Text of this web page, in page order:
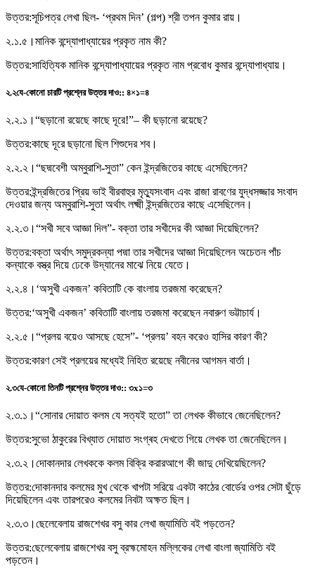
উত্তর:সূচিপত্র লেখা ছিল- ‘প্রথম দিন’ (গল্প) শ্রী তপন কুমার রায়।
২.১.৫। মানিক বন্দ্যোপাধ্যায়ের প্রকৃত নাম কী?
উত্তর:সাহিত্যিক মানিক বন্দ্যোপাধ্যায়ের প্রকৃত নাম প্রবোধ কুমার বন্দ্যোপাধ্যায়।
২.২যে-কোনাে চারটি প্রশ্নের উত্তর দাও:: ৪×১=৪
২.২.১। “ছড়ানাে রয়েছে কাছে দূরে!”– কী ছড়ানাে রয়েছে?
উত্তর:কাছে দূরে ছড়ানো ছিল শিশুদের শব।
২.২.২। “ছদ্মবেশী অম্বুরাশি-সুতা” কেন ইন্দ্রজিতের কাছে এসেছিলেন?
উত্তর:ইন্দ্রজিতের প্রিয় ভাই বীরবাহুর মৃত্যুসংবাদ এবং রাজা রাবণের যুদ্ধসজ্জার সংবাদ
দেওয়ার জন্য অম্বুরাশি-সুতা অর্থাৎ লক্ষ্মী ইন্দ্রজিতের কাছে এসেছিলেন।
২.২.৩। “সখী সবে আজ্ঞা দিল”- বক্তা তার সখীদের কী আজ্ঞা দিয়েছিলেন?
উত্তর:বক্তা অর্থাৎ সমুদ্রকন্যা পদ্মা তার সখীদের আজ্ঞা দিয়েছিলেন অচেতন পাঁচ
কন্যাকে বস্ত্র দিয়ে ঢেকে উদ্যানের মাঝে নিয়ে যেতে।
২.২.৪। ‘অসুখী একজন’ কবিতাটি কে বাংলায় তরজমা করেছেন?
উত্তর:‘অসুখী একজন’ কবিতাটি বাংলায় তরজমা করেছেন নবারুণ ভট্টাচার্য।
২.২.৫। “প্রলয় বয়েও আসছে হেসে”- ‘প্রলয়’ বহন করেও হাসির কারণ কী?
উত্তর:কারণ সেই প্রলয়ের মধ্যেই নিহিত রয়েছে নবীনের আগমন বার্তা।
২.৩যে-কোনাে তিনটি প্রশ্নের উত্তর দাও:: ৩x১=৩
২.৩.১। “সােনার দোয়াত কলম যে সত্যই হতাে” তা লেখক কীভাবে জেনেছিলেন?
উত্তর:সুভো ঠাকুরের বিখ্যাত দোয়াত সংগ্ৰহ দেখতে গিয়ে লেখক তা জেনেছিলেন।
২.৩.২। দোকানদার লেখককে কলম বিক্রি করারআগে কী জাদু দেখিয়েছিলেন?
উত্তর:দোকানদার কলমের মুখ থেকে খাপটা সরিয়ে একটা কাঠের বোর্ডের ওপর সেটা ছুঁড়ে
দিয়েছিলেন এবং তারপরেও কলমের নিবটা অক্ষত ছিল।
২.৩.৩। ছেলেবেলায় রাজশেখর বসু কার লেখা জ্যামিতি বই পড়তেন?
উত্তর:ছেলেবেলায় রাজশেখর বসু ব্রহ্মমোহন মল্লিকের লেখা বাংলা জ্যামিতি বই
পড়তেন।